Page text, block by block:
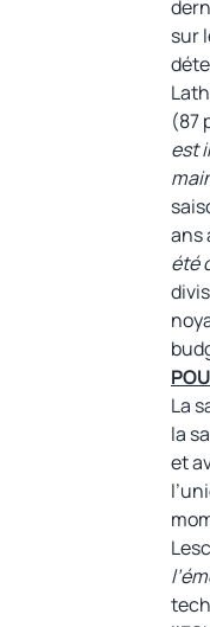
sur
(87
est
ans
été
La
la
et